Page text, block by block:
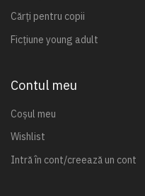
Cărți pentru copii
Ficțiune young adult
Contul meu
Coșul meu
Wishlist
Intră în cont/creează un cont